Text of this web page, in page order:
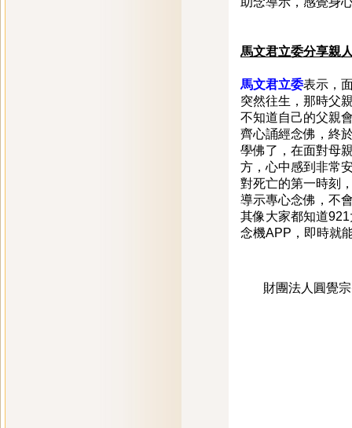
馬文君立委分享親
馬文君立委表示，
突然往生，那時父
不知道自己的父親
齊心誦經念佛，終
學佛了，在面對母
方，心中感到非常
對死亡的第一時刻
導示專心念佛，不
其像大家都知道
念機APP，即時就
財團法人圓覺